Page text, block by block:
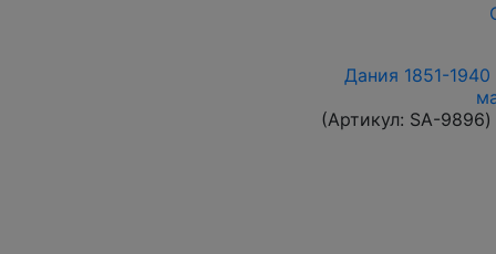
Дания 1851-
(Артикул: SA-9896)